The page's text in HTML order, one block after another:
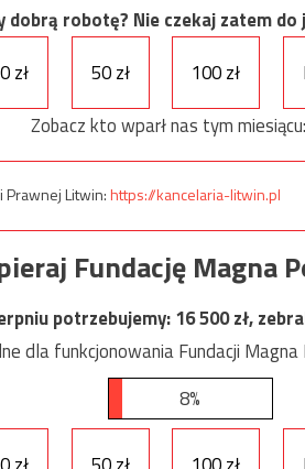
dobrą robotę? Nie czekaj zatem
zł
50 zł 100 zł
Zobacz kto wparł nas tym miesiącu:
Prawnej Litwin:https://kancelaria-litwin.pl
Fundację Magna
potrzebujemy:16 500zł,
dla funkcjonowania Fundacji Magna
8%